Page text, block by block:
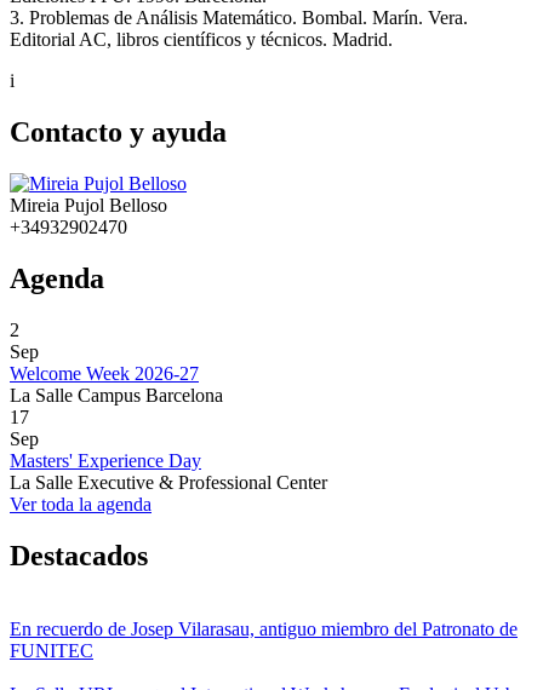
3. Problemas de Análisis Matemático. Bombal. Marín. Vera.
Editorial AC, libros científicos y técnicos. Madrid.
i
Contacto y ayuda
Mireia Pujol Belloso
+34932902470
Agenda
2
Sep
Welcome Week 2026-27
La Salle Campus Barcelona
17
Sep
Masters' Experience Day
La Salle Executive & Professional Center
Ver toda la agenda
Destacados
En recuerdo de Josep Vilarasau, antiguo miembro del Patronato de
FUNITEC